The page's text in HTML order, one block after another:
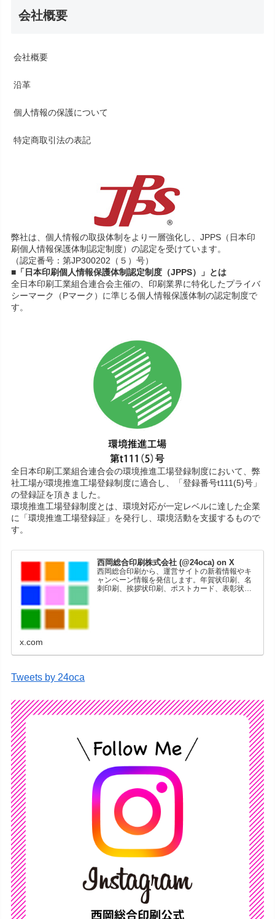
会社概要
会社概要
沿革
個人情報の保護について
特定商取引法の表記
弊社は、個人情報の取扱体制をより一層強化し、JPPS（日本印
刷個人情報保護体制認定制度）の認定を受けています。
（認定番号：第JP300202（５）号）
■「日本印刷個人情報保護体制認定制度（JPPS）」とは
全日本印刷工業組合連合会主催の、印刷業界に特化したプライバ
シーマーク（Pマーク）に準じる個人情報保護体制の認定制度で
す。
全日本印刷工業組合連合会の環境推進工場登録制度において、弊
社工場が環境推進工場登録制度に適合し、「登録番号t111(5)号」
の登録証を頂きました。
環境推進工場登録制度とは、環境対応が一定レベルに達した企業
に「環境推進工場登録証」を発行し、環境活動を支援するもので
す。
西岡総合印刷株式会社 (@24oca) on X
西岡総合印刷から、運営サイトの新着情報やキ
ャンペーン情報を発信します。年賀状印刷、名
刺印刷、挨拶状印刷、ポストカード、表彰状印
x.com
Tweets by 24oca